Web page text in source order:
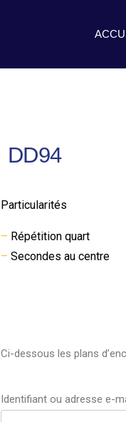
DD94
Particularités
– Répétition quart
– Secondes au centre
Ci-dessous les plans
Identifiant ou adresse e-